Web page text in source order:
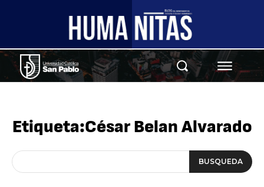
Etiqueta:César Belan Alvarado
BUSQUEDA